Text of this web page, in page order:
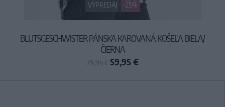
VÝPREDAJ -25%
BLUTSGESCHWISTER PÁNSKA KAROVANÁ KOŠEĽA BIELA/
ČIERNA
79,95 €59,95 €